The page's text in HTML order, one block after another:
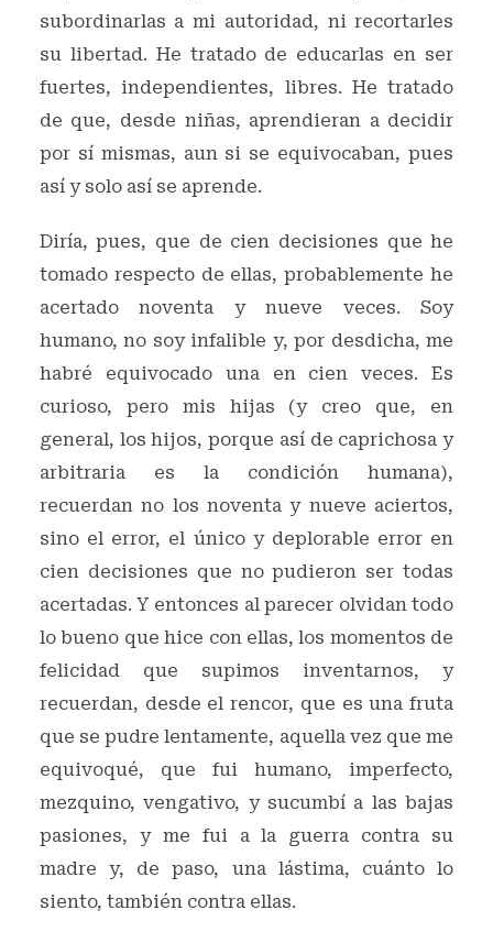
subordinarlas a mi autoridad, ni recortarles
su libertad. He tratado de educarlas en ser
fuertes, independientes, libres. He tratado
de que, desde niñas, aprendieran a decidir
por sí mismas, aun si se equivocaban, pues
así y solo así se aprende.
Diría, pues, que de cien decisiones que he
tomado respecto de ellas, probablemente he
acertado noventa y nueve veces. Soy
humano, no soy infalible y, por desdicha, me
habré equivocado una en cien veces. Es
curioso, pero mis hijas (y creo que, en
general, los hijos, porque así de caprichosa y
arbitraria es la condición humana),
recuerdan no los noventa y nueve aciertos,
sino el error, el único y deplorable error en
cien decisiones que no pudieron ser todas
acertadas. Y entonces al parecer olvidan todo
lo bueno que hice con ellas, los momentos de
felicidad que supimos inventarnos, y
recuerdan, desde el rencor, que es una fruta
que se pudre lentamente, aquella vez que me
equivoqué, que fui humano, imperfecto,
mezquino, vengativo, y sucumbí a las bajas
pasiones, y me fui a la guerra contra su
madre y, de paso, una lástima, cuánto lo
siento, también contra ellas.